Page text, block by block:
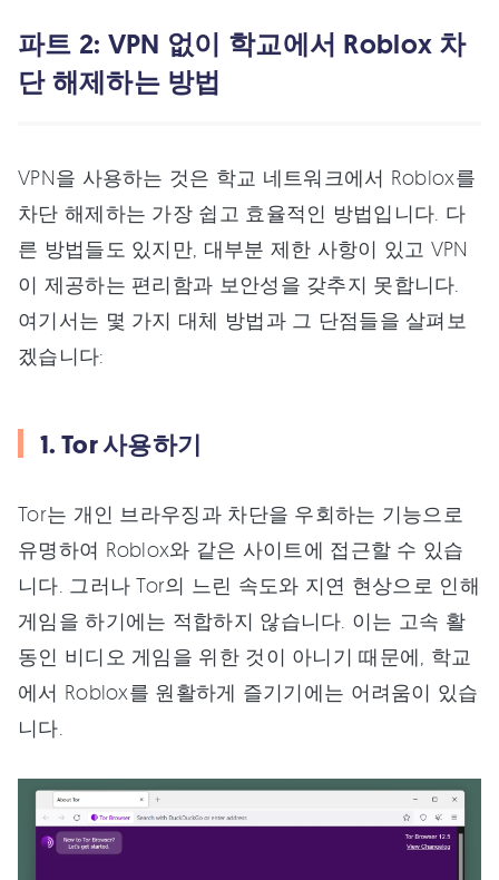
파트 2: VPN 없이 학교에서 Roblox 차
단 해제하는 방법
VPN을 사용하는 것은 학교 네트워크에서 Roblox를
차단 해제하는 가장 쉽고 효율적인 방법입니다. 다
른 방법들도 있지만, 대부분 제한 사항이 있고 VPN
이 제공하는 편리함과 보안성을 갖추지 못합니다.
여기서는 몇 가지 대체 방법과 그 단점들을 살펴보
겠습니다:
1. Tor 사용하기
Tor는 개인 브라우징과 차단을 우회하는 기능으로
유명하여 Roblox와 같은 사이트에 접근할 수 있습
니다. 그러나 Tor의 느린 속도와 지연 현상으로 인해
게임을 하기에는 적합하지 않습니다. 이는 고속 활
동인 비디오 게임을 위한 것이 아니기 때문에, 학교
에서 Roblox를 원활하게 즐기기에는 어려움이 있습
니다.